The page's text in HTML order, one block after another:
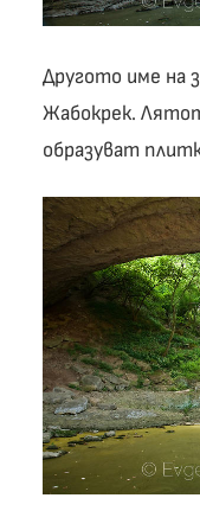
Другото име на
Жабокрек.
образуват